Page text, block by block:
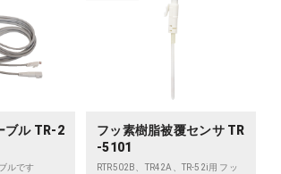
ブル TR-2
ルです
フッ素樹脂被覆センサ TR
-5101
RTR502B、TR42A、TR-52i用 フッ